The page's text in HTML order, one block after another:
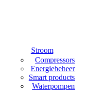
Stroom
Compressors
Energiebeheer
Smart products
Waterpompen